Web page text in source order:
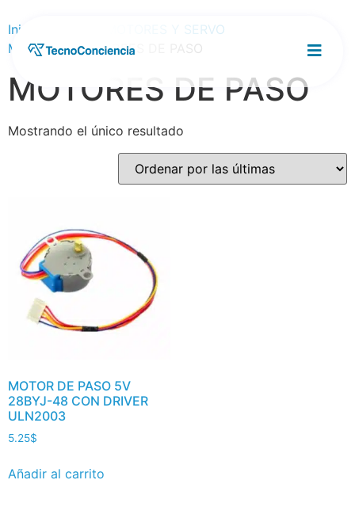
Inicio
MOTORES Y SERVO
MOTORES/ MOTORES DE PASO
MOTORES DE PASO
Mostrando el único resultado
MOTOR DE PASO 5V
28BYJ-48 CON DRIVER
ULN2003
5.25$
Añadir al carrito